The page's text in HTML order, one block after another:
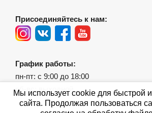
Присоединяйтесь к нам:
График работы:
пн-пт: с 9:00 до 18:00
сб-вс: выходной
Мы использует cookie для быстрой
сайта. Продолжая пользоваться